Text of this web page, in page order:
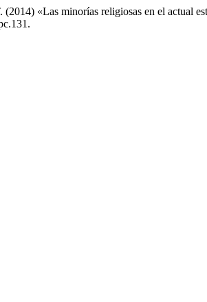
«Las minorías religiosas en el actual